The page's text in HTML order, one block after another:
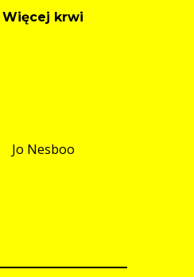
Więcej krwi
Jo Nesboo